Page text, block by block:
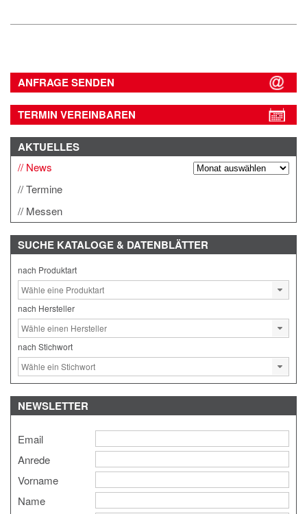
ANFRAGE SENDEN
TERMIN VEREINBAREN
AKTUELLES
News
Termine
Messen
SUCHE KATALOGE & DATENBLÄTTER
nach Produktart
nach Hersteller
nach Stichwort
NEWSLETTER
Email
Anrede
Vorname
Name